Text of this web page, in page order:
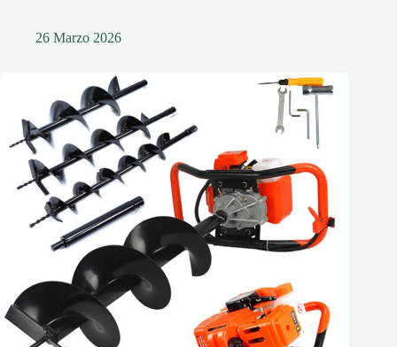
26 Marzo 2026